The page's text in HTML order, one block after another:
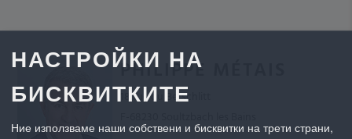
PHILIPPE MÉTAIS
18 rue du Berschlitt
НАСТРОЙКИ НА
БИСКВИТКИТЕ
Ние използваме наши собствени и бисквитки на трети страни,